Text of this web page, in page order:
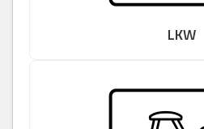
LKW